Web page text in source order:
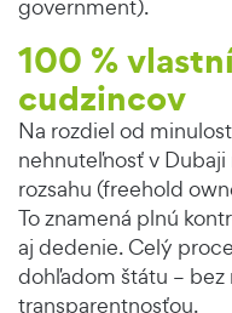
government).
100 %
cudzincov
Na rozdiel od
nehnuteľnosť v
rozsahu (freehold
To znamená plnú
aj dedenie. Celý
dohľadom štátu – bez
transparentnosťou.